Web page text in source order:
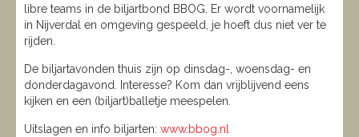
libre teams in de biljartbond BBOG. Er wordt voornamelijk
in Nijverdal en omgeving gespeeld, je hoeft dus niet ver te
rijden.
De biljartavonden thuis zijn op dinsdag-, woensdag- en
donderdagavond. Interesse? Kom dan vrijblijvend eens
kijken en een (biljart)balletje meespelen.
Uitslagen en info biljarten: www.bbog.nl